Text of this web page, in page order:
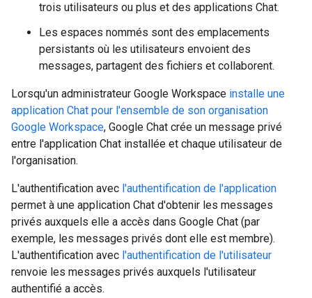
trois utilisateurs ou plus et des applications Chat.
Les espaces nommés sont des emplacements
persistants où les utilisateurs envoient des
messages, partagent des fichiers et collaborent.
Lorsqu'un administrateur Google Workspace installe une
application Chat pour l'ensemble de son organisation
Google Workspace, Google Chat crée un message privé
entre l'application Chat installée et chaque utilisateur de
l'organisation.
L'authentification avec l'authentification de l'application
permet à une application Chat d'obtenir les messages
privés auxquels elle a accès dans Google Chat (par
exemple, les messages privés dont elle est membre).
L'authentification avec l'authentification de l'utilisateur
renvoie les messages privés auxquels l'utilisateur
authentifié a accès.